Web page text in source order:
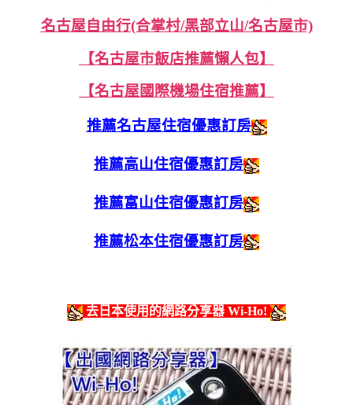
名古屋自由行(合掌村/黑部立山/名古屋市)
【名古屋市飯店推薦懶人包】
【名古屋國際機場住宿推薦】
推薦名古屋住宿優惠訂房
推薦高山住宿優惠訂房
推薦富山住宿優惠訂房
推薦松本住宿優惠訂房
去日本使用的網路分享器 Wi-Ho!